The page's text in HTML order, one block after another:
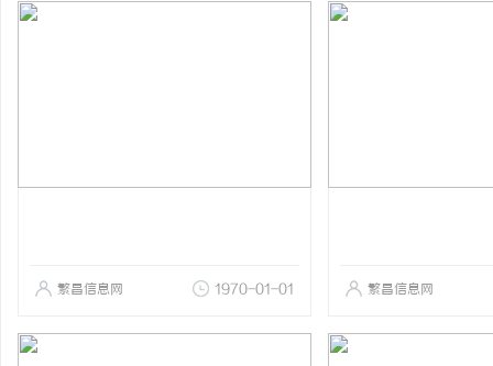
繁昌信息网 1970-01-01 繁昌信息网